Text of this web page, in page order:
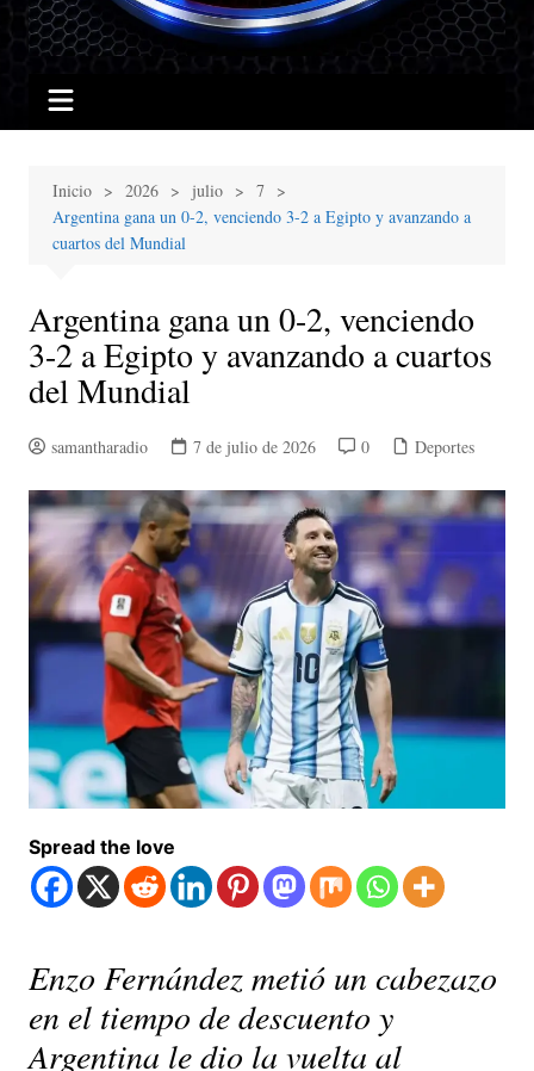
Inicio 2026 julio
7
Argentina gana un 0-2, venciendo 3-2 a Egipto y avanzando a
cuartos del Mundial
Argentina gana un 0-2, venciendo
3-2 a Egipto y avanzando a cuartos
del Mundial
samantharadio 7 de julio de 2026 0 Deportes
Spread the love
Enzo Fernández metió un cabezazo
en el tiempo de descuento y
Argentina le dio la vuelta al